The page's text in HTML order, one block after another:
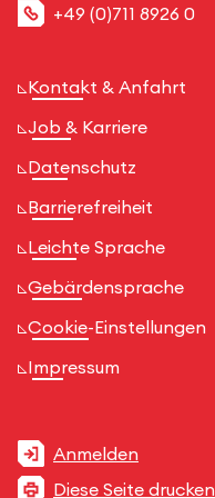
+49 (0)711 8926 0
Kontakt & Anfahrt
Job & Karriere
Datenschutz
Barrierefreiheit
Leichte Sprache
Gebärdensprache
Cookie-Einstellungen
Impressum
Anmelden
Diese Seite drucken